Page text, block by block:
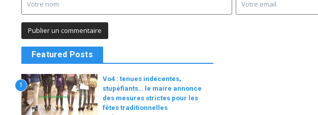
Featured Posts
1
Vo4 : tenues indécentes,
stupéfiants… le maire annonce
des mesures strictes pour les
fêtes traditionnelles